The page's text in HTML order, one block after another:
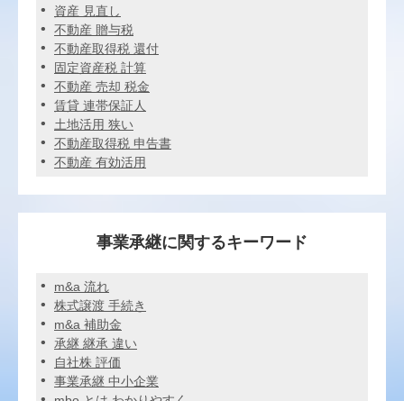
資産 見直し
不動産 贈与税
不動産取得税 還付
固定資産税 計算
不動産 売却 税金
賃貸 連帯保証人
土地活用 狭い
不動産取得税 申告書
不動産 有効活用
事業承継に関するキーワード
m&a 流れ
株式譲渡 手続き
m&a 補助金
承継 継承 違い
自社株 評価
事業承継 中小企業